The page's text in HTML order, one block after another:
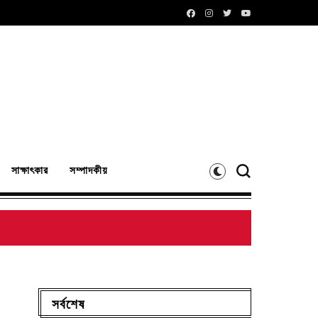
সাক্ষাৎকার সম্পাদকীয়
সর্বশেষ